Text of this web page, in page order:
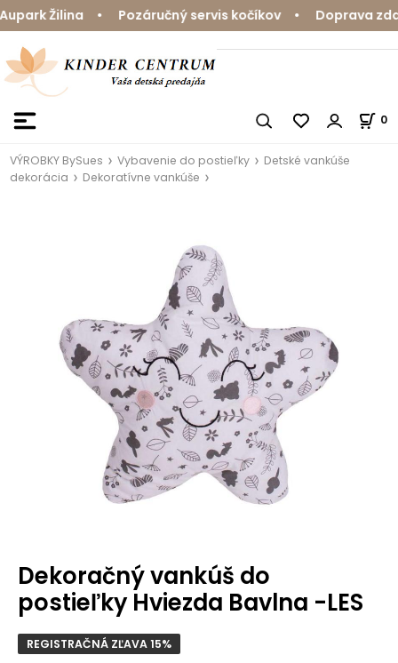
Žilina • Pozáručný servis kočíkov • Doprava
0
VÝROBKY BySues Vybavenie do postieľky
Detské vankúše
dekorácia
Dekoratívne vankúše
Dekoračný vankúš do
postieľky Hviezda Bavlna -LES
REGISTRAČNÁ ZĽAVA 15%